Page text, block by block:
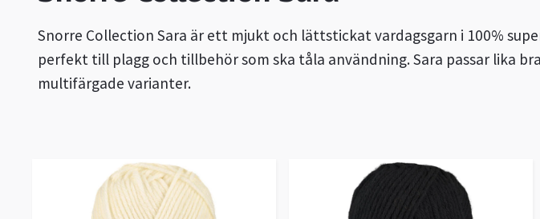
Snorre Collection Sara är ett mjukt och lättstickat vardagsgarn i 100%
perfekt till plagg och tillbehör som ska tåla användning. Sara passar lika
multifärgade varianter.